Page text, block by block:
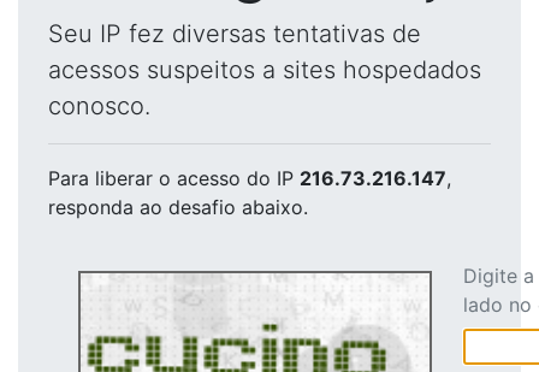
Seu IP fez diversas tentativas de
acessos suspeitos a sites hospedados
conosco.
Para liberar o acesso do IP 216.73.216.147,
responda ao desafio abaixo.
Digite
lado no